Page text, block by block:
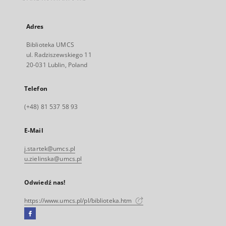
Adres
Biblioteka UMCS
ul. Radziszewskiego 11
20-031 Lublin, Poland
Telefon
(+48) 81 537 58 93
E-Mail
j.startek@umcs.pl
u.zielinska@umcs.pl
Odwiedź nas!
https://www.umcs.pl/pl/biblioteka.htm
Facebook